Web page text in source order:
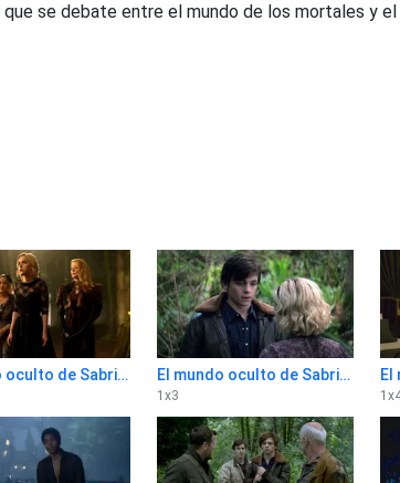
que se debate entre el mundo de los mortales y
El mundo oculto de Sabrina 1x2 El mundo oculto de Sabrina 1x3
1 x3 1 x